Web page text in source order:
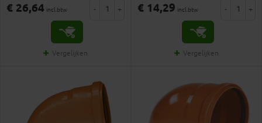
€ 26,64 incl.btw - +
Vergelijken
€ 14,29 incl.btw - +
Vergelijken